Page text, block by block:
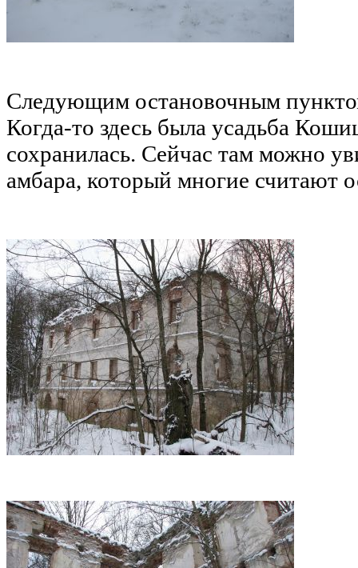
Следующим остановочным
Когда-то здесь была усадьба
сохранилась. Сейчас там можно
амбара, который многие считают